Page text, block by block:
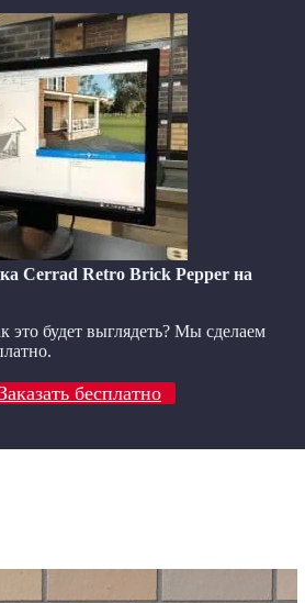
Cerrad Retro Brick Pepper на
это будет выглядеть? Мы сделаем
бесплатно